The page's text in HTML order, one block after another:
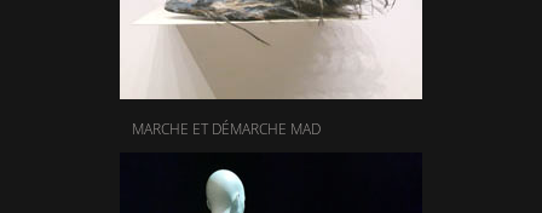
MARCHE ET DÉMARCHE MAD